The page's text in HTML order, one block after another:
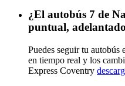
¿El autobús 7 de
puntual,
Puedes seguir tu autobús
en tiempo real y los
Express Coventry